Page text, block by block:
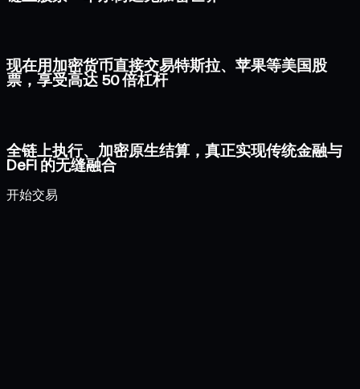
现在用加密货币直接交易特斯拉、苹果等美国股
票，享受高达 50 倍杠杆
全链上执行、加密原生结算，真正实现传统金融与
DeFi 的无缝融合
开始交易